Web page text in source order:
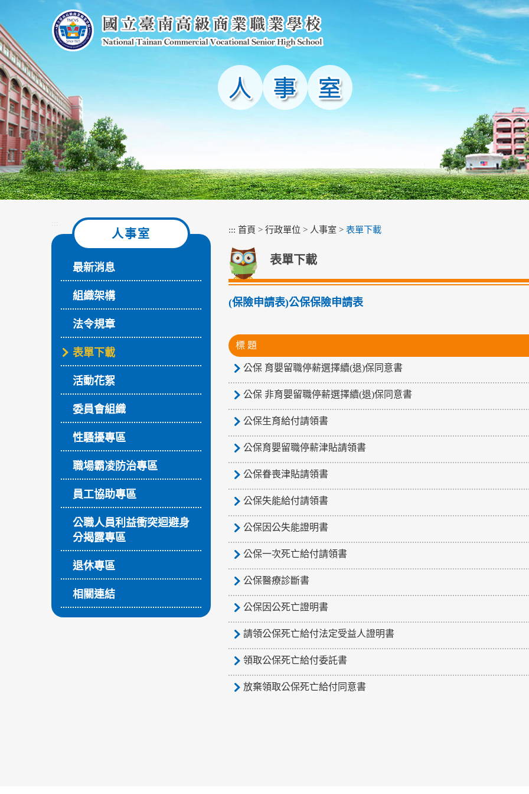
主
要
內
容
區
塊
:::
人事室
最新消息
組織架構
法令規章
表單下載
活動花絮
委員會組織
性騷擾專區
職場霸凌防治專區
員工協助專區
公職人員利益衝突迴避身
分揭露專區
退休專區
相關連結
::: 首頁 > 行政單位 > 人事室 > 表單下載
表單下載
(保險申請表)公保保險申請表
標 題
公保 育嬰留職停薪選擇續(退)保同意書
公保 非育嬰留職停薪選擇續(退)保同意書
公保生育給付請領書
公保育嬰留職停薪津貼請領書
公保眷喪津貼請領書
公保失能給付請領書
公保因公失能證明書
公保一次死亡給付請領書
公保醫療診斷書
公保因公死亡證明書
請領公保死亡給付法定受益人證明書
領取公保死亡給付委託書
放棄領取公保死亡給付同意書